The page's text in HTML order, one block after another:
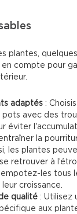
plantes,
compte pour
adaptés :
pots avec des
éviter
la
les plantes
retrouver à
les tous
croissance.
qualité : Utilisez
aux